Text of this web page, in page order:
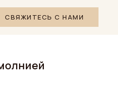
СВЯЖИТЕСЬ С НАМИ